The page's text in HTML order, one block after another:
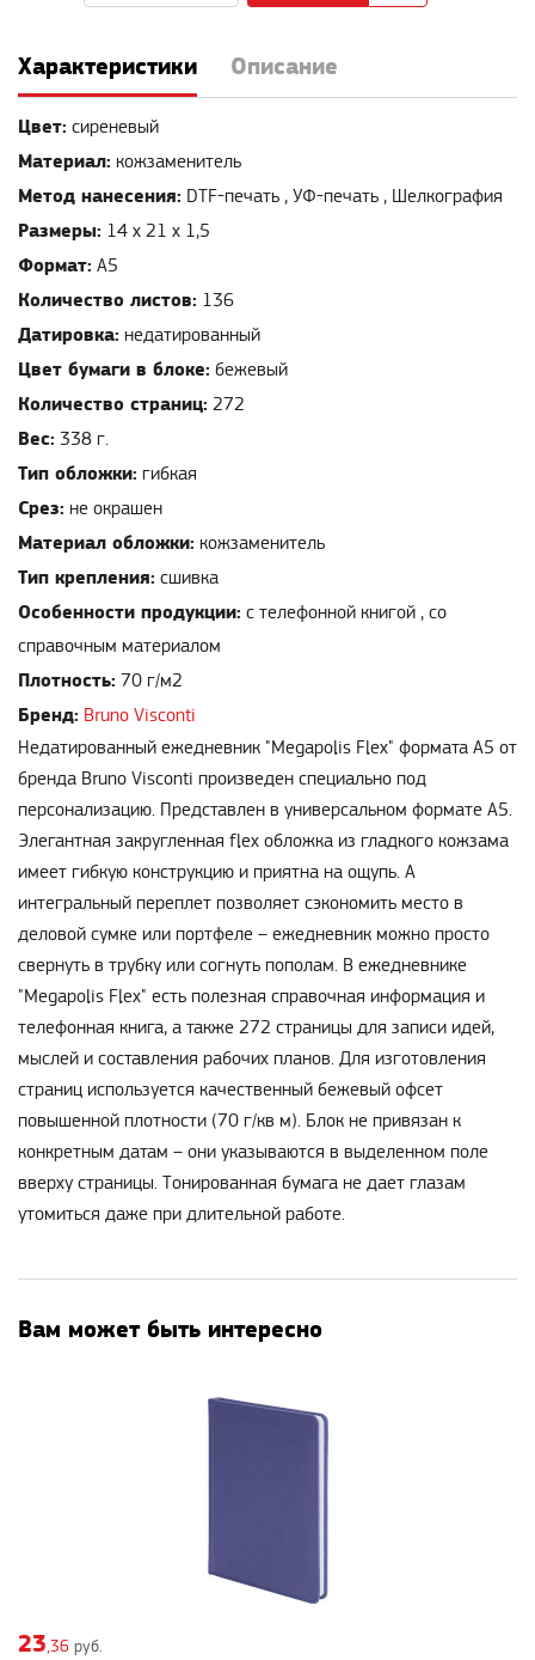
Характеристики Описание
Цвет: сиреневый
Материал: кожзаменитель
Метод нанесения: DTF-печать , УФ-печать , Шелкография
Размеры: 14 х 21 х 1,5
Формат: А5
Количество листов: 136
Датировка: недатированный
Цвет бумаги в блоке: бежевый
Количество страниц: 272
Вес: 338 г.
Тип обложки: гибкая
Срез: не окрашен
Материал обложки: кожзаменитель
Тип крепления: сшивка
Особенности продукции:
справочным материалом
Плотность: 70 г/м2
Бренд: Bruno Visconti
Недатированный ежедневник "Megapolis Flex" формата А5 от
бренда Bruno Visconti произведен специально под
персонализацию. Представлен в универсальном формате А5.
Элегантная закругленная flex обложка из гладкого кожзама
имеет гибкую конструкцию и приятна на ощупь. А
интегральный переплет позволяет сэкономить место в
деловой сумке или портфеле – ежедневник можно просто
свернуть в трубку или согнуть пополам. В ежедневнике
"Megapolis Flex" есть полезная справочная информация и
телефонная книга, а также 272 страницы для записи идей,
мыслей и составления рабочих планов. Для изготовления
страниц используется качественный бежевый офсет
повышенной плотности (70 г/кв м). Блок не привязан к
конкретным датам – они указываются в выделенном поле
вверху страницы. Тонированная бумага не дает глазам
утомиться даже при длительной работе.
Вам может быть интересно
23,36 руб.